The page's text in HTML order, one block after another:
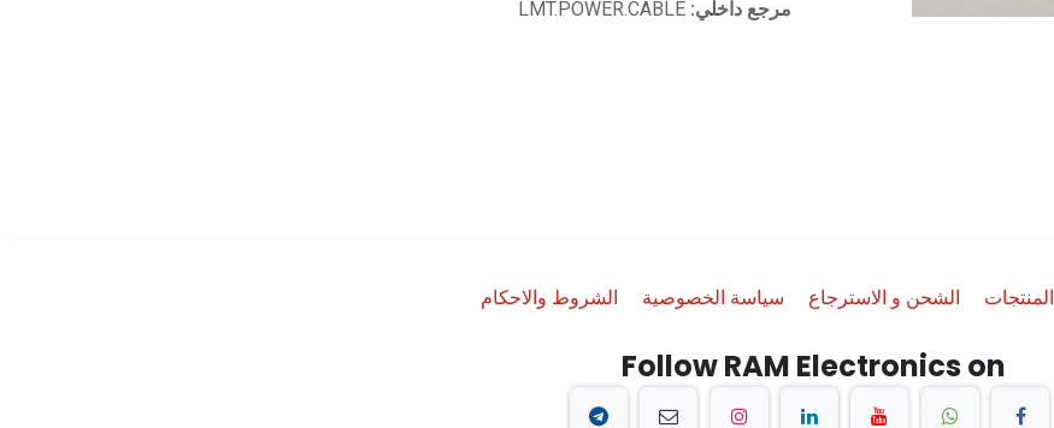
مرجع داخلي: LMT.POWER.CABLE
المنتجات الشحن و الاسترجاع سياسة الخصوصية الشروط والاحكام
Follow RAM Electronics on